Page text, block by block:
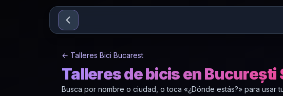
Sari la conținut
← Talleres Bici Bucarest
Talleres de bicis en București
Busca por nombre o ciudad, o toca «¿Dónde estás?» para usar